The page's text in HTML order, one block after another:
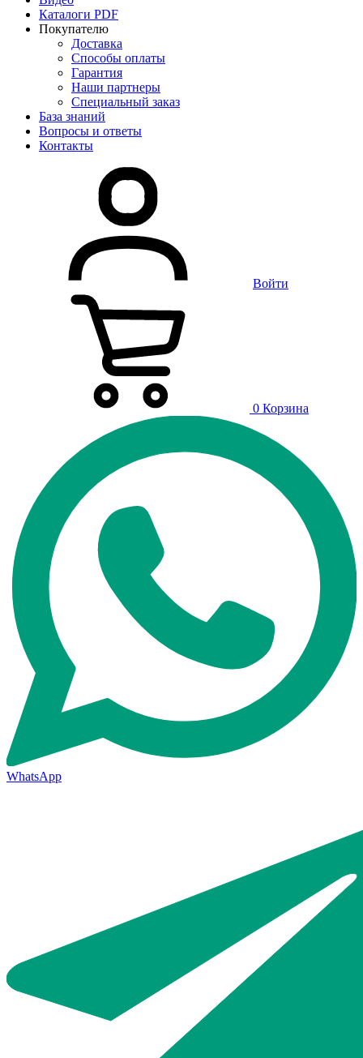
Каталоги PDF
Покупателю
Доставка
Способы оплаты
Гарантия
Наши партнеры
Специальный заказ
База знаний
Вопросы и ответы
Контакты
Войти
0 Корзина
WhatsApp